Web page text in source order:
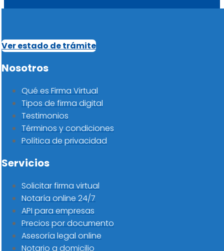
Ver estado de trámite
Nosotros
Qué es Firma Virtual
Tipos de firma digital
Testimonios
Términos y condiciones
Política de privacidad
Servicios
Solicitar firma virtual
Notaría online 24/7
API para empresas
Precios por documento
Asesoría legal online
Notario a domicilio